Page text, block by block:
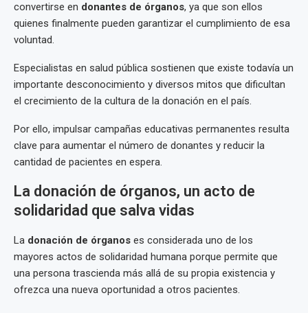
convertirse en donantes de órganos, ya que son ellos
quienes finalmente pueden garantizar el cumplimiento de esa
voluntad.
Especialistas en salud pública sostienen que existe todavía un
importante desconocimiento y diversos mitos que dificultan
el crecimiento de la cultura de la donación en el país.
Por ello, impulsar campañas educativas permanentes resulta
clave para aumentar el número de donantes y reducir la
cantidad de pacientes en espera.
La donación de órganos, un acto de
solidaridad que salva vidas
La donación de órganos es considerada uno de los
mayores actos de solidaridad humana porque permite que
una persona trascienda más allá de su propia existencia y
ofrezca una nueva oportunidad a otros pacientes.